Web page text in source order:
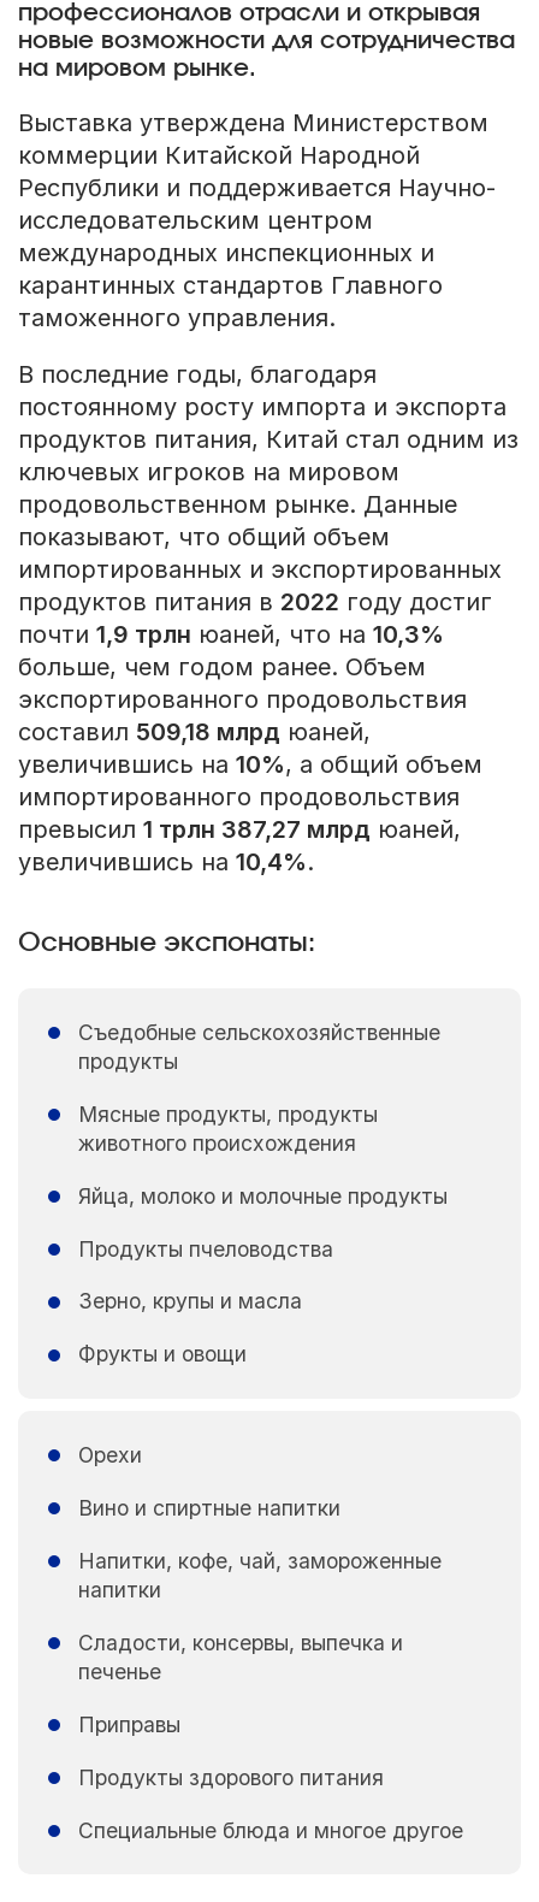
профессионалов отрасли и открывая
новые возможности для сотрудничества
на мировом рынке.
Выставка утверждена Министерством
коммерции Китайской Народной
Республики и поддерживается Научно-
исследовательским центром
международных инспекционных и
карантинных стандартов Главного
таможенного управления.
В последние годы, благодаря
постоянному росту импорта и экспорта
продуктов питания, Китай стал одним из
ключевых игроков на мировом
продовольственном рынке. Данные
показывают, что общий объем
импортированных и экспортированных
продуктов питания в 2022 году достиг
почти 1,9 трлн юаней, что на 10,3%
больше, чем годом ранее. Объем
экспортированного продовольствия
составил 509,18 млрд юаней,
увеличившись на 10%, а общий объем
импортированного продовольствия
превысил 1 трлн 387,27 млрд юаней,
увеличившись на 10,4%.
Основные экспонаты:
Съедобные сельскохозяйственные
продукты
Мясные продукты, продукты
животного происхождения
Яйца, молоко и молочные продукты
Продукты пчеловодства
Зерно, крупы и масла
Фрукты и овощи
Орехи
Вино и спиртные напитки
Напитки, кофе, чай, замороженные
напитки
Сладости, консервы, выпечка и
печенье
Приправы
Продукты здорового питания
Специальные блюда и многое другое